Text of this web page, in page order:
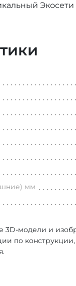
мм
3D-модели и
по